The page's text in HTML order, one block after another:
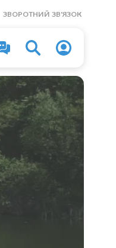
ЗВОРОТНИЙ ЗВ'ЯЗОК